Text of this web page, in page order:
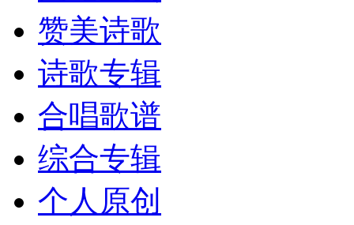
赞美诗歌
诗歌专辑
合唱歌谱
综合专辑
个人原创